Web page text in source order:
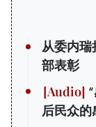
从委内瑞
部表彰
后民众的